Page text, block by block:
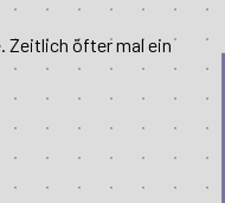
Zeitlich öfter mal ein